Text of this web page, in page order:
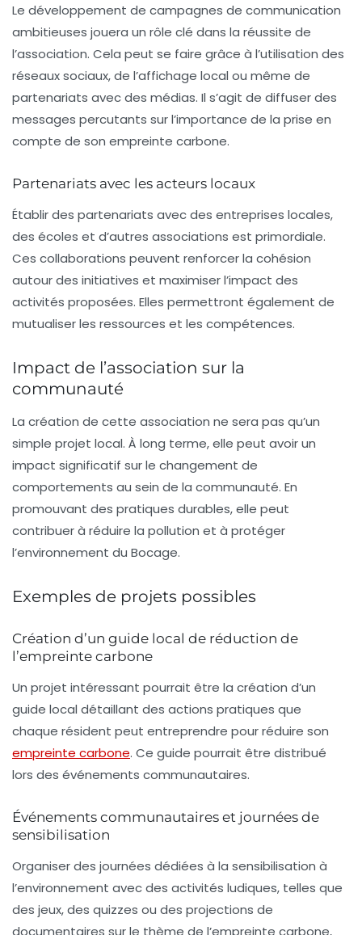
Le développement de campagnes de communication
ambitieuses jouera un rôle clé dans la réussite de
l’association. Cela peut se faire grâce à l’utilisation des
réseaux sociaux, de l’affichage local ou même de
partenariats avec des médias. Il s’agit de diffuser des
messages percutants sur l’importance de la prise en
compte de son empreinte carbone.
Partenariats avec les acteurs locaux
Établir des partenariats avec des entreprises locales,
des écoles et d’autres associations est primordiale.
Ces collaborations peuvent renforcer la cohésion
autour des initiatives et maximiser l’impact des
activités proposées. Elles permettront également de
mutualiser les ressources et les compétences.
Impact de l’association sur la
communauté
La création de cette association ne sera pas qu’un
simple projet local. À long terme, elle peut avoir un
impact significatif sur le changement de
comportements au sein de la communauté. En
promouvant des pratiques durables, elle peut
contribuer à réduire la pollution et à protéger
l’environnement du Bocage.
Exemples de projets possibles
Création d’un guide local de réduction de
l’empreinte carbone
Un projet intéressant pourrait être la création d’un
guide local détaillant des actions pratiques que
chaque résident peut entreprendre pour réduire son
empreinte carbone. Ce guide pourrait être distribué
lors des événements communautaires.
Événements communautaires et journées de
sensibilisation
Organiser des journées dédiées à la sensibilisation à
l’environnement avec des activités ludiques, telles que
des jeux, des quizzes ou des projections de
documentaires sur le thème de l’empreinte carbone,